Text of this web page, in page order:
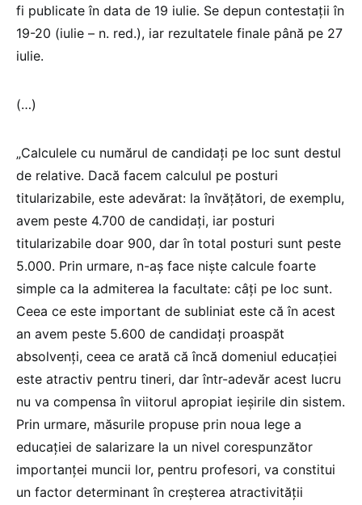
fi publicate în data de 19 iulie. Se depun contestații în
19-20 (iulie – n. red.), iar rezultatele finale până pe 27
iulie.
(…)
„Calculele cu numărul de candidați pe loc sunt destul
de relative. Dacă facem calculul pe posturi
titularizabile, este adevărat: la învățători, de exemplu,
avem peste 4.700 de candidați, iar posturi
titularizabile doar 900, dar în total posturi sunt peste
5.000. Prin urmare, n-aș face niște calcule foarte
simple ca la admiterea la facultate: câți pe loc sunt.
Ceea ce este important de subliniat este că în acest
an avem peste 5.600 de candidați proaspăt
absolvenți, ceea ce arată că încă domeniul educației
este atractiv pentru tineri, dar într-adevăr acest lucru
nu va compensa în viitorul apropiat ieșirile din sistem.
Prin urmare, măsurile propuse prin noua lege a
educației de salarizare la un nivel corespunzător
importanței muncii lor, pentru profesori, va constitui
un factor determinant în creșterea atractivității